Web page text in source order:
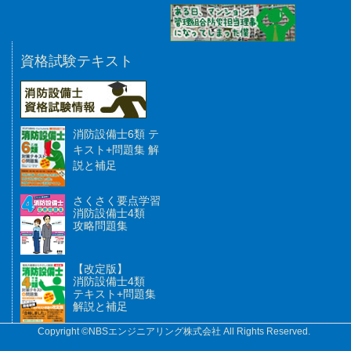
資格試験テキスト
消防設備士6類 テ
キスト+問題集 解
説と補足
さくさく要点学習
消防設備士4類
攻略問題集
【改定版】
消防設備士4類
テキスト+問題集
解説と補足
Copyright ©NBSエンジニアリング株式会社 All Rights Reserved.